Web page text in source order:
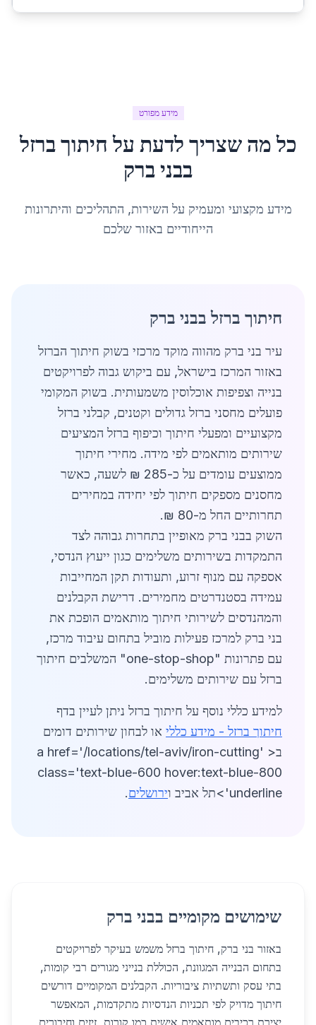
מידע מפורט
כל מה שצריך לדעת על חיתוך ברזל
בבני ברק
מידע מקצועי ומעמיק על השירות, התהליכים והיתרונות
הייחודיים באזור שלכם
חיתוך ברזל בבני ברק
עיר בני ברק מהווה מוקד מרכזי בשוק חיתוך הברזל
באזור המרכז בישראל, עם ביקוש גבוה לפרויקטים
בנייה וצפיפות אוכלוסין משמעותית. בשוק המקומי
פועלים מחסני ברזל גדולים וקטנים, קבלני ברזל
מקצועיים ומפעלי חיתוך וכיפוף ברזל המציעים
שירותים מותאמים לפי מידה. מחירי חיתוך
ממוצעים עומדים על כ-285 ₪ לשעה, כאשר
מחסנים מספקים חיתוך לפי יחידה במחירים
תחרותיים החל מ-80 ₪.
השוק בבני ברק מאופיין בתחרות גבוהה לצד
התמקדות בשירותים משלימים כגון ייעוץ הנדסי,
אספקה עם מנוף זרוע, ותעודות תקן המחייבות
עמידה בסטנדרטים מחמירים. דרישת הקבלנים
והמהנדסים לשירותי חיתוך מותאמים הופכת את
בני ברק למרכז פעילות מוביל בתחום עיבוד מרכז,
עם פתרונות "one-stop-shop" המשלבים חיתוך
ברזל עם שירותים משלימים.
למידע כללי נוסף על חיתוך ברזל ניתן לעיין בדף
חיתוך ברזל - מידע כללי או לבחון שירותים דומים
ב< a href='/locations/tel-aviv/iron-cutting'
class='text-blue-600 hover:text-blue-800
underline'>תל אביב ו
ירושלים.
שימושים מקומיים בבני ברק
באזור בני ברק, חיתוך ברזל משמש בעיקר לפרויקטים
בתחום הבנייה המגוונת, הכוללת בנייני מגורים רבי קומות,
בתי עסק ותשתיות ציבוריות. הקבלנים המקומיים דורשים
חיתוך מדויק לפי תכניות הנדסיות מתקדמות, המאפשר
יצירת רכיבים מותאמים אישית כמו קורות, זיזים וחיבורים